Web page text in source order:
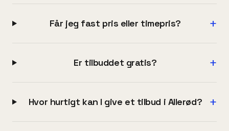
Får jeg fast pris eller timepris? +
Er tilbuddet gratis? +
Hvor hurtigt kan I give et tilbud i Allerød? +